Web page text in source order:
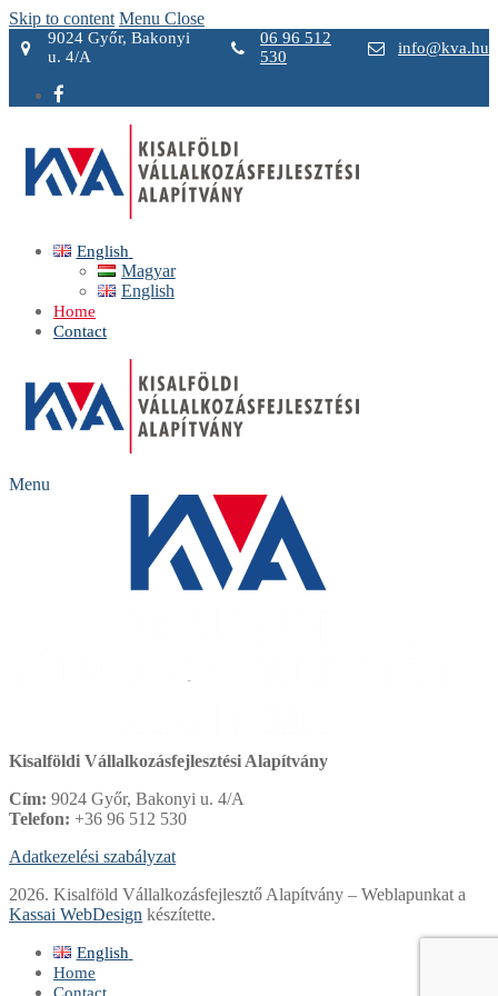
Skip to content Menu Close
9024 Győr, Bakonyi
u. 4/A
06 96 512
530
info@kva.hu
English
Magyar
English
Home
Contact
Menu
Kisalföldi Vállalkozásfejlesztési Alapítvány
Cím: 9024 Győr, Bakonyi u. 4/A
Telefon: +36 96 512 530
Adatkezelési szabályzat
2026. Kisalföld Vállalkozásfejlesztő Alapítvány – Weblapunkat a
Kassai WebDesign készítette.
English
Home